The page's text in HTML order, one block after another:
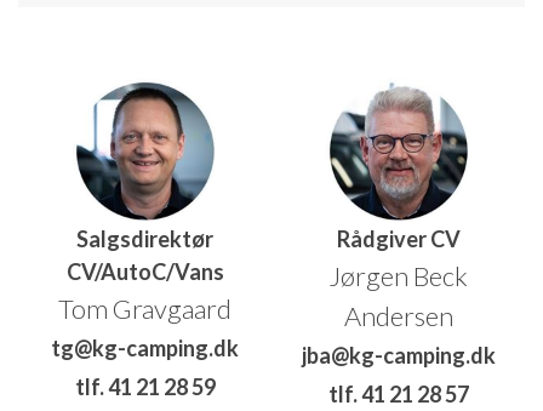
Salgsdirektør
CV/AutoC/Vans
Tom Gravgaard
tg@kg-camping.dk
tlf. 41 21 28 59
Rådgiver CV
Jørgen Beck
Andersen
jba@kg-camping.dk
tlf. 41 21 28 57